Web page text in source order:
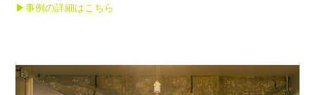
▶事例の詳細はこちら